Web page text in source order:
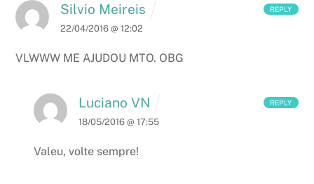
Silvio Meireis
22/04/2016 @ 12:02
VLWWW ME AJUDOU MTO. OBG
REPLY
Luciano VN
18/05/2016 @ 17:55
Valeu, volte sempre!
REPLY